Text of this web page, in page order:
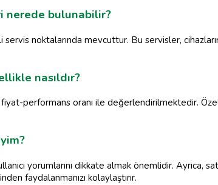
nerede bulunabilir?
noktalarında mevcuttur. Bu servisler,
nasıldır?
performans oranı ile değerlendirilmektedir.
yorumlarını dikkate almak önemlidir. Ayrıca,
faydalanmanızı kolaylaştırır.